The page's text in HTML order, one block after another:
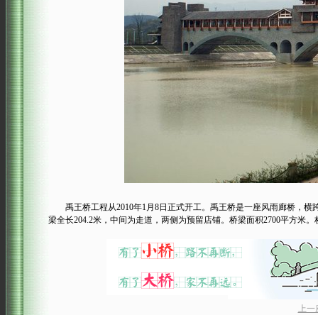
禹王桥工程从2010年1月8日正式开工。禹王桥是一座风雨廊桥，横
梁全长204.2米，中间为走道，两侧为预留店铺。桥梁面积2700平方米
上一